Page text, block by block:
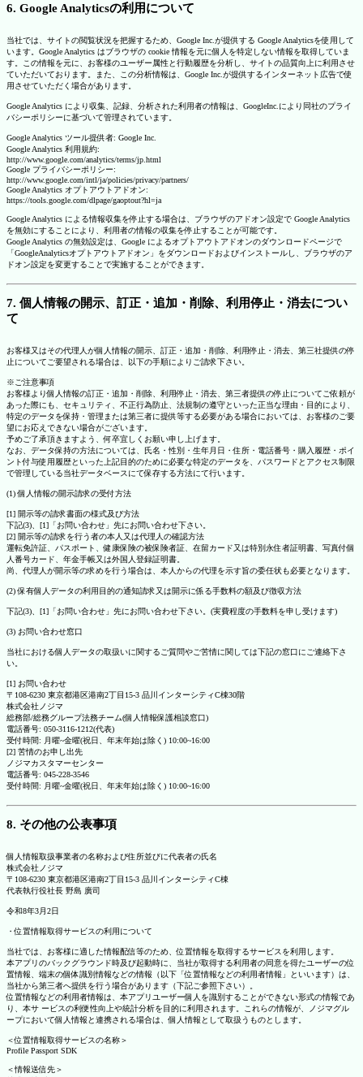
6. Google Analyticsの利用について
当社では、サイトの閲覧状況を把握するため、Google Inc.が提供する Google Analyticsを使用して
います。Google Analytics はブラウザの cookie 情報を元に個人を特定しない情報を取得していま
す。この情報を元に、お客様のユーザー属性と行動履歴を分析し、サイトの品質向上に利用させ
ていただいております。また、この分析情報は、Google Inc.が提供するインターネット広告で使
用させていただく場合があります。
Google Analytics により収集、記録、分析された利用者の情報は、GoogleInc.により同社のプライ
バシーポリシーに基づいて管理されています。
Google Analytics ツール提供者: Google Inc.
Google Analytics 利用規約:
http://www.google.com/analytics/terms/jp.html
Google プライバシーポリシー:
http://www.google.com/intl/ja/policies/privacy/partners/
Google Analytics オプトアウトアドオン:
https://tools.google.com/dlpage/gaoptout?hl=ja
Google Analytics による情報収集を停止する場合は、ブラウザのアドオン設定で Google Analytics
を無効にすることにより、利用者の情報の収集を停止することが可能です。
Google Analytics の無効設定は、Google によるオプトアウトアドオンのダウンロードページで
「GoogleAnalyticsオプトアウトアドオン」をダウンロードおよびインストールし、ブラウザのア
ドオン設定を変更することで実施することができます。
7. 個人情報の開示、訂正・追加・削除、利用停止・消去につい
て
お客様又はその代理人が個人情報の開示、訂正・追加・削除、利用停止・消去、第三社提供の停
止についてご要望される場合は、以下の手順によりご請求下さい。
※ご注意事項
お客様より個人情報の訂正・追加・削除、利用停止・消去、第三者提供の停止についてご依頼が
あった際にも、セキュリティ、不正行為防止、法規制の遵守といった正当な理由・目的により、
特定のデータを保持・管理または第三者に提供等する必要がある場合においては、お客様のご要
望にお応えできない場合がございます。
予めご了承頂きますよう、何卒宜しくお願い申し上げます。
なお、データ保持の方法については、氏名・性別・生年月日・住所・電話番号・購入履歴・ポイ
ント付与使用履歴といった上記目的のために必要な特定のデータを、パスワードとアクセス制限
で管理している当社データベースにて保存する方法にて行います。
(1) 個人情報の開示請求の受付方法
[1] 開示等の請求書面の様式及び方法
下記(3)、[1]「お問い合わせ」先にお問い合わせ下さい。
[2] 開示等の請求を行う者の本人又は代理人の確認方法
運転免許証、パスポート、健康保険の被保険者証、在留カード又は特別永住者証明書、写真付個
人番号カード、年金手帳又は外国人登録証明書。
尚、代理人が開示等の求めを行う場合は、本人からの代理を示す旨の委任状も必要となります。
(2) 保有個人データの利用目的の通知請求又は開示に係る手数料の額及び徴収方法
下記(3)、[1]「お問い合わせ」先にお問い合わせ下さい。(実費程度の手数料を申し受けます)
(3) お問い合わせ窓口
当社における個人データの取扱いに関するご質問やご苦情に関しては下記の窓口にご連絡下さ
い。
[1] お問い合わせ
〒108-6230 東京都港区港南2丁目15-3 品川インターシティC棟30階
株式会社ノジマ
総務部/総務グループ法務チーム(個人情報保護相談窓口)
電話番号: 050-3116-1212(代表)
受付時間: 月曜~金曜(祝日、年末年始は除く) 10:00~16:00
[2] 苦情のお申し出先
ノジマカスタマーセンター
電話番号: 045-228-3546
受付時間: 月曜~金曜(祝日、年末年始は除く) 10:00~16:00
8. その他の公表事項
個人情報取扱事業者の名称および住所並びに代表者の氏名
株式会社ノジマ
〒108-6230 東京都港区港南2丁目15-3 品川インターシティC棟
代表執行役社長 野島 廣司
令和8年3月2日
・位置情報取得サービスの利用について
当社では、お客様に適した情報配信等のため、位置情報を取得するサービスを利用します。
本アプリのバックグラウンド時及び起動時に、当社が取得する利用者の同意を得たユーザーの位
置情報、端末の個体識別情報などの情報（以下「位置情報などの利用者情報」といいます）は、
当社から第三者へ提供を行う場合があります（下記ご参照下さい）。
位置情報などの利用者情報は、本アプリユーザー個人を識別することができない形式の情報であ
り、本サ ービスの利便性向上や統計分析を目的に利用されます。これらの情報が、ノジマグル
ープにおいて個人情報と連携される場合は、個人情報として取扱うものとします。
＜位置情報取得サービスの名称＞
Profile Passport SDK
＜情報送信先＞